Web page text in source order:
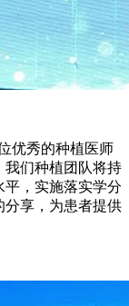
优秀的种植医师
我们种植团队将持
，实施落实学分
分享，为患者提供